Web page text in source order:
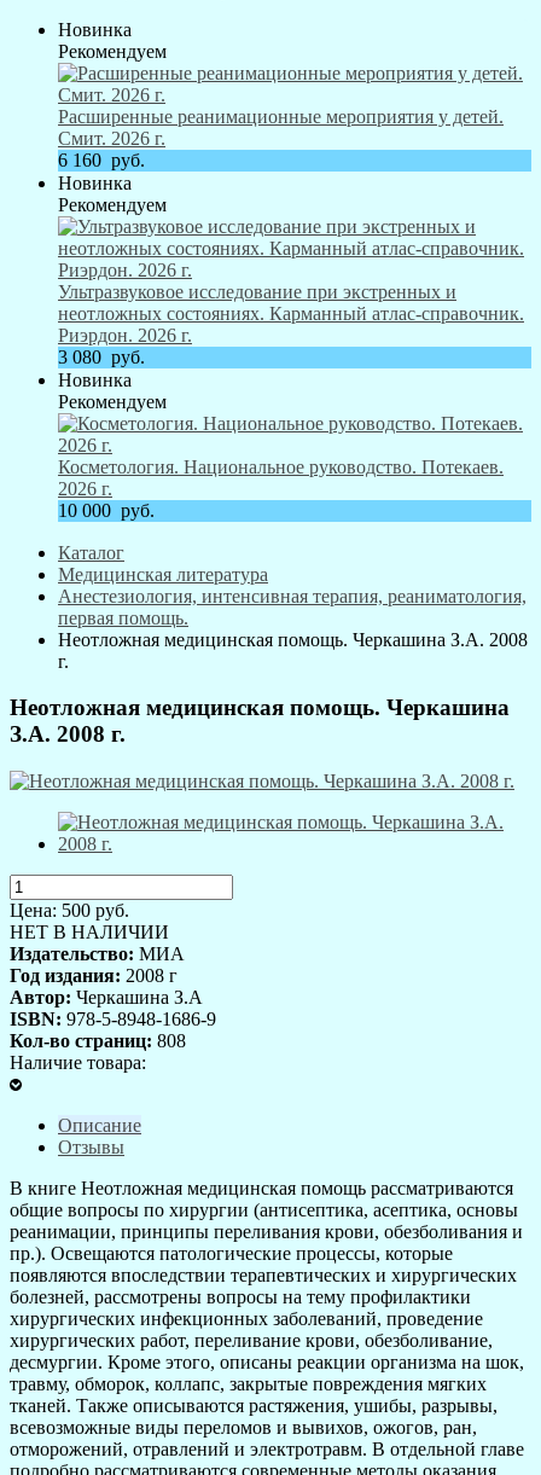
Новинка
Рекомендуем
Расширенные реанимационные мероприятия у детей.
Смит. 2026 г.
6 160 руб.
Новинка
Рекомендуем
Ультразвуковое исследование при экстренных и
неотложных состояниях. Карманный атлас-справочник.
Риэрдон. 2026 г.
3 080 руб.
Новинка
Рекомендуем
Косметология. Национальное руководство. Потекаев.
2026 г.
10 000 руб.
Каталог
Медицинская литература
Анестезиология, интенсивная терапия, реаниматология,
первая помощь.
Неотложная медицинская помощь. Черкашина З.А. 2008
г.
Неотложная медицинская помощь. Черкашина
З.А. 2008 г.
Цена: 500 руб.
НЕТ В НАЛИЧИИ
Издательство: МИА
Год издания: 2008 г
Автор: Черкашина З.А
ISBN: 978-5-8948-1686-9
Кол-во страниц: 808
Наличие товара:
Описание
Отзывы
В книге Неотложная медицинская помощь рассматриваются
общие вопросы по хирургии (антисептика, асептика, основы
реанимации, принципы переливания крови, обезболивания и
пр.). Освещаются патологические процессы, которые
появляются впоследствии терапевтических и хирургических
болезней, рассмотрены вопросы на тему профилактики
хирургических инфекционных заболеваний, проведение
хирургических работ, переливание крови, обезболивание,
десмургии. Кроме этого, описаны реакции организма на шок,
травму, обморок, коллапс, закрытые повреждения мягких
тканей. Также описываются растяжения, ушибы, разрывы,
всевозможные виды переломов и вывихов, ожогов, ран,
отморожений, отравлений и электротравм. В отдельной главе